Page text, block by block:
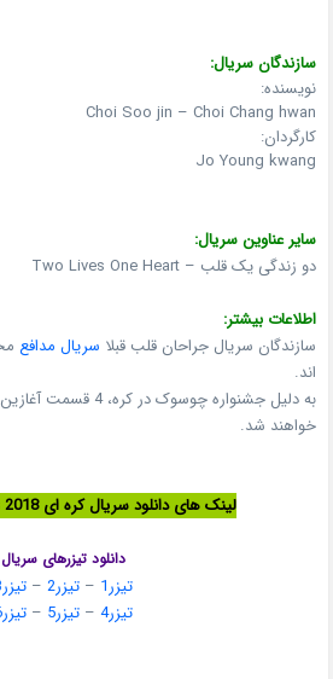
سازندگان سریال:
نویسنده:
Choi Soo jin – Choi Chang hwan
کارگردان:
Jo Young kwang
سایر عناوین سریال:
دو زندگی یک قلب – Two Lives One Heart
اطلاعات بیشتر:
سازندگان سریال جراحان قلب قبلا سریال مدافع
اند.
خواهند شد.
لینک های دانلود سریال کره ای Heart Surgeons 2018
دانلود تیزرهای سریال
تیزر1 –تیزر2 –تیزر3
تیزر4 –تیزر5 –تیزر6